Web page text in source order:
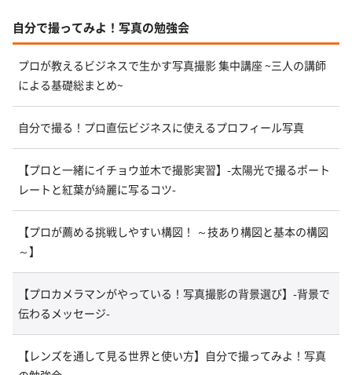
自分で撮ってみよ！写真の勉強会
プロが教えるビジネスで生かす写真撮影 集中講座 ~三人の講師
による基礎総まとめ~
自分で撮る！プロ直伝ビジネスに使えるプロフィール写真
【プロと一緒にイチョウ並木で撮影実習】-太陽光で撮るポート
レートと紅葉が綺麗に写るコツ-
【プロが薦める挑戦しやすい構図！ ～技あり構図と基本の構図
～】
【プロカメラマンがやっている！写真撮影の背景選び】-背景で
伝わるメッセージ-
【レンズを通して見る世界と使い方】自分で撮ってみよ！写真